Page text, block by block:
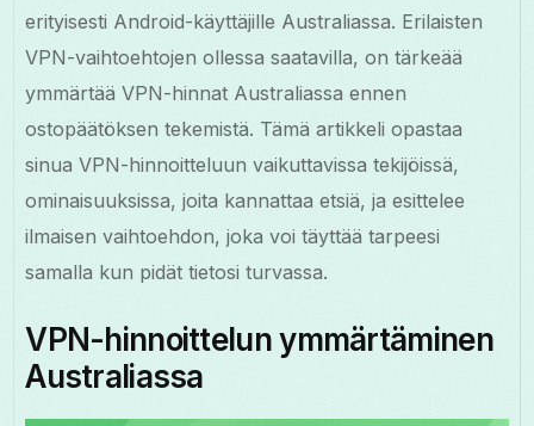
erityisesti Android-käyttäjille Australiassa. Erilaisten
VPN-vaihtoehtojen ollessa saatavilla, on tärkeää
ymmärtää VPN-hinnat Australiassa ennen
ostopäätöksen tekemistä. Tämä artikkeli opastaa
sinua VPN-hinnoitteluun vaikuttavissa tekijöissä,
ominaisuuksissa, joita kannattaa etsiä, ja esittelee
ilmaisen vaihtoehdon, joka voi täyttää tarpeesi
samalla kun pidät tietosi turvassa.
VPN-hinnoittelun ymmärtäminen
Australiassa